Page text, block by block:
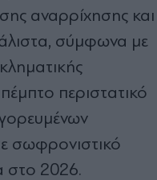
αναρρίχησης και
σύμφωνα με
περιστατικό
σωφρονιστικό
στο 2026.